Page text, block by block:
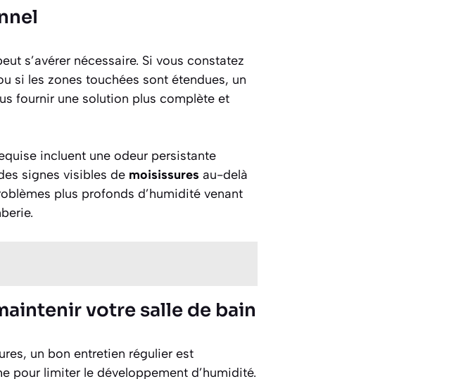
s’avérer nécessaire. Si vous constatez
si les zones touchées sont étendues, un
fournir une solution plus complète et
incluent une odeur persistante
signes visibles de moisissures au-delà
plus profonds d’humidité venant
votre salle de bain
un bon entretien régulier est
pour limiter le développement d’humidité.